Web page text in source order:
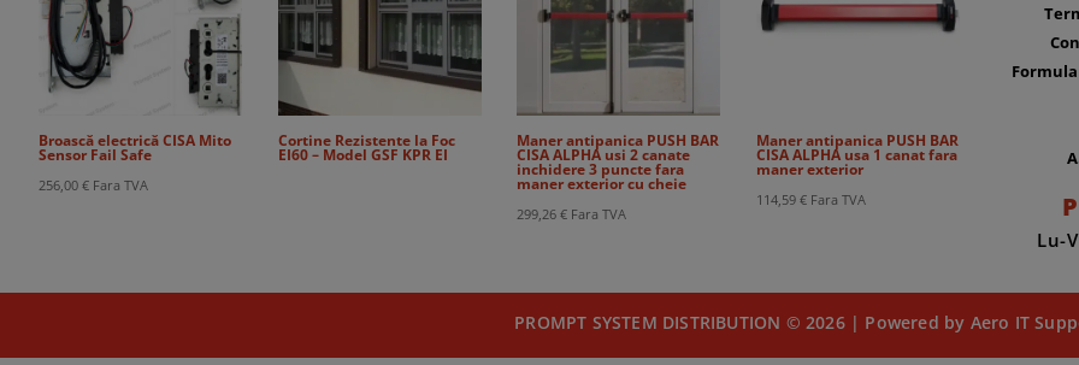
Broască electrică CISA Mito
Sensor Fail Safe
256,00 € Fara TVA
Cortine Rezistente la Foc
EI60 – Model GSF KPR EI
Maner antipanica PUSH BAR
CISA ALPHA usi 2 canate
inchidere 3 puncte fara
maner exterior cu cheie
299,26€ Fara TVA
Maner antipanica PUSH BAR
CISA ALPHA usa 1 canat fara
maner exterior
114,59 € Fara TVA
Lu-
PROMPT SYSTEM DISTRIBUTION © 2026 | Powered by Aero IT